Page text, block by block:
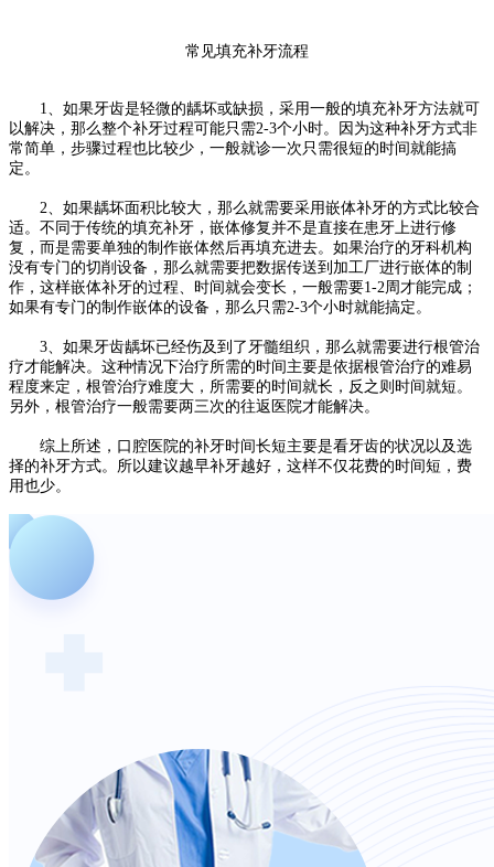
常见填充补牙流程
1、如果牙齿是轻微的龋坏或缺损，采用一般的填充补牙方法就可
以解决，那么整个补牙过程可能只需2-3个小时。因为这种补牙方式非
常简单，步骤过程也比较少，一般就诊一次只需很短的时间就能搞
定。
2、如果龋坏面积比较大，那么就需要采用嵌体补牙的方式比较合
适。不同于传统的填充补牙，嵌体修复并不是直接在患牙上进行修
复，而是需要单独的制作嵌体然后再填充进去。如果治疗的牙科机构
没有专门的切削设备，那么就需要把数据传送到加工厂进行嵌体的制
作，这样嵌体补牙的过程、时间就会变长，一般需要1-2周才能完成；
如果有专门的制作嵌体的设备，那么只需2-3个小时就能搞定。
3、如果牙齿龋坏已经伤及到了牙髓组织，那么就需要进行根管治
疗才能解决。这种情况下治疗所需的时间主要是依据根管治疗的难易
程度来定，根管治疗难度大，所需要的时间就长，反之则时间就短。
另外，根管治疗一般需要两三次的往返医院才能解决。
综上所述，口腔医院的补牙时间长短主要是看牙齿的状况以及选
择的补牙方式。所以建议越早补牙越好，这样不仅花费的时间短，费
用也少。